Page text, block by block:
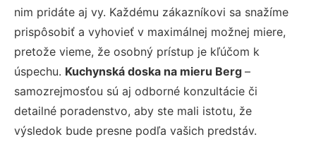
nim pridáte aj vy. Každému zákazníkovi sa snažíme
prispôsobiť a vyhovieť v maximálnej možnej miere,
pretože vieme, že osobný prístup je kľúčom k
úspechu. Kuchynská doska na mieru Berg –
samozrejmosťou sú aj odborné konzultácie či
detailné poradenstvo, aby ste mali istotu, že
výsledok bude presne podľa vašich predstáv.